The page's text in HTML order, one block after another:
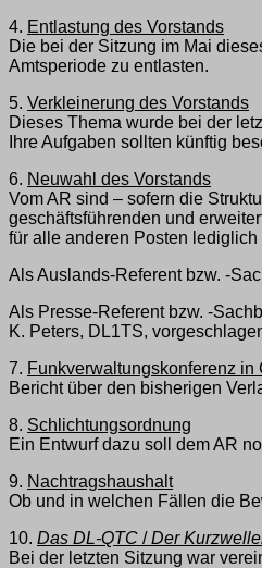
4. Entlastung des Vorstands
Die bei der Sitzung im Mai
Amtsperiode zu entlasten.
5. Verkleinerung des Vorstands
Dieses Thema wurde bei der
Ihre Aufgaben sollten künftig
6. Neuwahl des Vorstands
Vom AR sind – sofern die
geschäftsführenden und
für alle anderen Posten
Als Auslands-Referent bzw. -
Als Presse-Referent bzw. -
K. Peters, DL1TS,
7. Funkverwaltungskonferenz in
Bericht über den bisherigen
8. Schlichtungsordnung
Ein Entwurf dazu soll dem AR
9. Nachtragshaushalt
Ob und in welchen Fällen die
10. Das DL-QTC /Der
Bei der letzten Sitzung war